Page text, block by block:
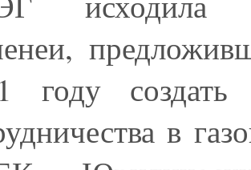
году создать
в